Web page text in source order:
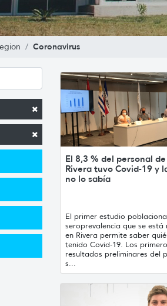
Coronavirus
El 8,3 % del personal
Rivera tuvo Covid-19 y
no lo sabía
El primer estudio
seroprevalencia que se está
en Rivera permite saber
tenido Covid-19. Los
resultados preliminares del
s...